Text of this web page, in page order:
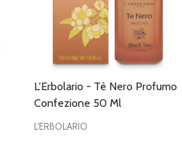
L'Erbolario - Tè Nero Profumo
Confezione 50 Ml
L'ERBOLARIO